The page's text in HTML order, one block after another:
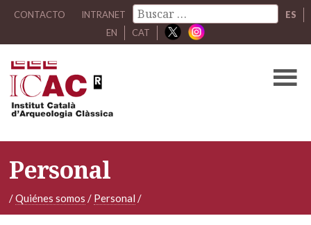
CONTACTO INTRANET
ES
EN
CAT
Personal
/Quiénes somos / Personal /